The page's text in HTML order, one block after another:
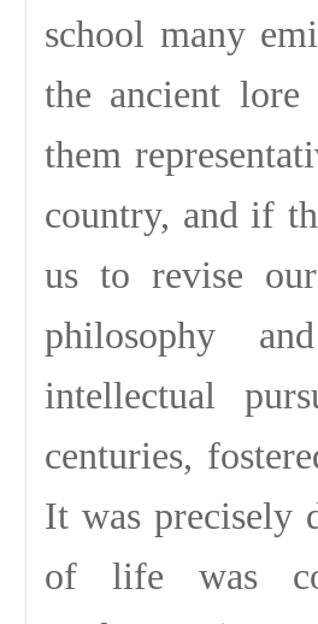
school many
the ancient lore
them
country, and if
us to revise
philosophy
intellectual
centuries,
It was precisely
of life was